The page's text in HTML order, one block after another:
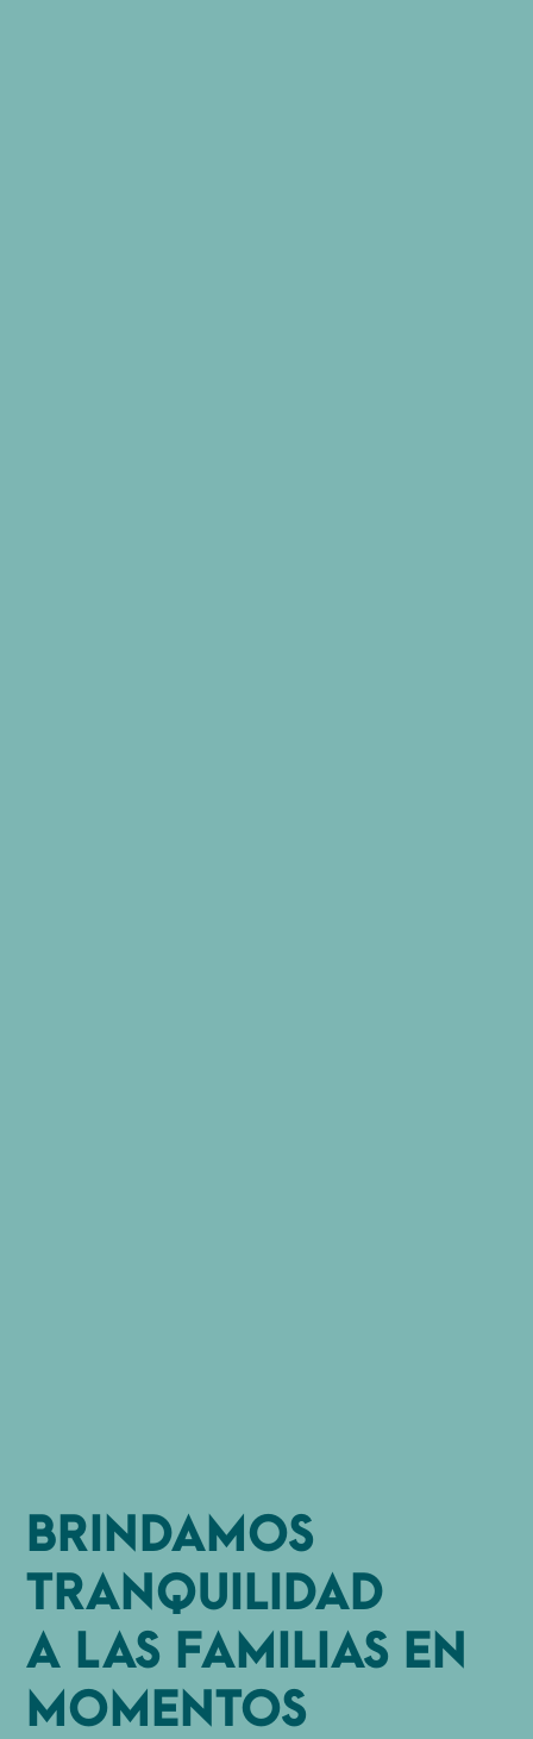
BRINDAMOS
TRANQUILIDAD
A LAS FAMILIAS EN
MOMENTOS